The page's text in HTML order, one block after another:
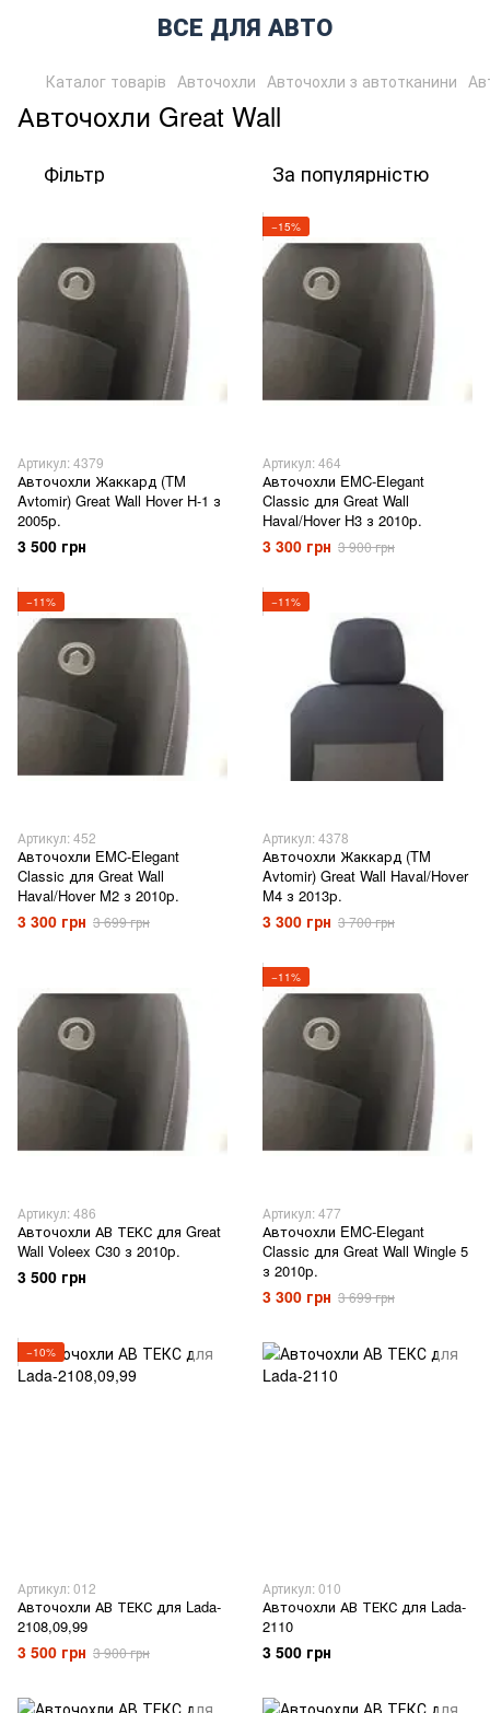
ВСЕ ДЛЯ АВТО
Каталог товарів Авточохли Авточохли з автотканини
Авточохли Great Wall
Фільтр За популярністю
Артикул: 4379
Авточохли Жаккард (TM
Avtomir) Great Wall Hover H-1 з
2005р.
3 500 грн
−15%
Артикул: 464
Авточохли EMC-Elegant
Classic для Great Wall
Haval/Hover H3 з 2010р.
3 300 грн 3 900 грн
−11%
Артикул: 452
Авточохли EMC-Elegant
Classic для Great Wall
Haval/Hover M2 з 2010р.
3 300 грн 3 699 грн
−11%
Артикул: 4378
Авточохли Жаккард (TM
Avtomir) Great Wall Haval/Hover
M4 з 2013р.
3 300 грн 3 700 грн
Артикул: 486
Авточохли АВ ТЕКС для Great
Wall Voleex C30 з 2010р.
3 500 грн
−11%
Артикул: 477
Авточохли EMC-Elegant
Classic для Great Wall Wingle 5
з 2010р.
3 300 грн 3 699 грн
−10%
Артикул: 012
Авточохли АВ ТЕКС для Lada-
2108,09,99
3 500 грн 3 900 грн
Артикул: 010
Авточохли АВ ТЕКС для Lada-
2110
3 500 грн